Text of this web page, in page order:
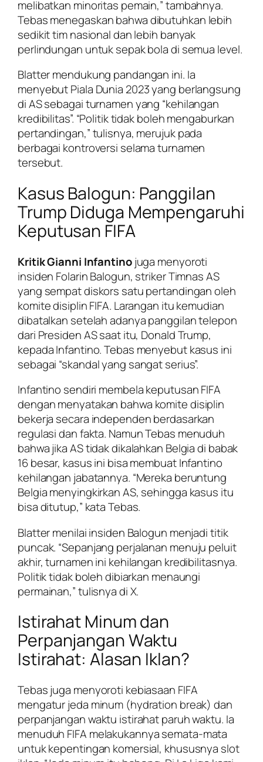
melibatkan minoritas pemain,” tambahnya.
Tebas menegaskan bahwa dibutuhkan lebih
sedikit tim nasional dan lebih banyak
perlindungan untuk sepak bola di semua level.
Blatter mendukung pandangan ini. Ia
menyebut Piala Dunia 2023 yang berlangsung
di AS sebagai turnamen yang “kehilangan
kredibilitas”. “Politik tidak boleh mengaburkan
pertandingan,” tulisnya, merujuk pada
berbagai kontroversi selama turnamen
tersebut.
Kasus Balogun: Panggilan
Trump Diduga Mempengaruhi
Keputusan FIFA
Kritik Gianni Infantinojuga menyoroti
insiden Folarin Balogun, striker Timnas AS
yang sempat diskors satu pertandingan oleh
komite disiplin FIFA. Larangan itu kemudian
dibatalkan setelah adanya panggilan telepon
dari Presiden AS saat itu, Donald Trump,
kepada Infantino. Tebas menyebut kasus ini
sebagai “skandal yang sangat serius”.
Infantino sendiri membela keputusan FIFA
dengan menyatakan bahwa komite disiplin
bekerja secara independen berdasarkan
regulasi dan fakta. Namun Tebas menuduh
bahwa jika AS tidak dikalahkan Belgia di babak
16 besar, kasus ini bisa membuat Infantino
kehilangan jabatannya. “Mereka beruntung
Belgia menyingkirkan AS, sehingga kasus itu
bisa ditutup,” kata Tebas.
Blatter menilai insiden Balogun menjadi titik
puncak. “Sepanjang perjalanan menuju peluit
akhir, turnamen ini kehilangan kredibilitasnya.
Politik tidak boleh dibiarkan menaungi
permainan,” tulisnya di X.
Istirahat Minum dan
Perpanjangan Waktu
Istirahat: Alasan Iklan?
Tebas juga menyoroti kebiasaan FIFA
mengatur jeda minum (hydration break) dan
perpanjangan waktu istirahat paruh waktu. Ia
menuduh FIFA melakukannya semata-mata
untuk kepentingan komersial, khususnya slot